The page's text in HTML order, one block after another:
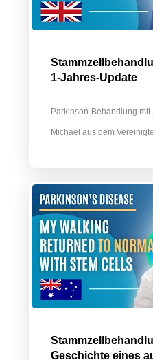
1-Jahres-Update
Parkinson-Behandlung mit
Michael aus dem
Geschichte eines